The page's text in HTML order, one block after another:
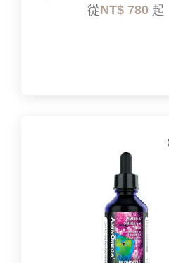
從NT$ 780 起